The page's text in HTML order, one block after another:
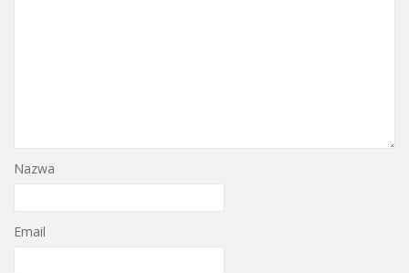
Nazwa
Email